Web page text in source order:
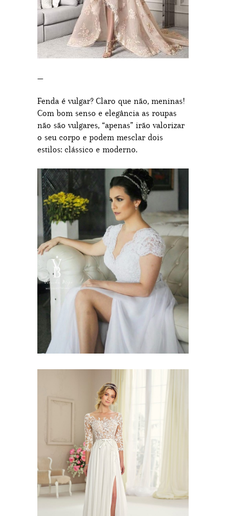
—
Fenda é vulgar? Claro que não, meninas!
Com bom senso e elegância as roupas
não são vulgares, “apenas” irão valorizar
o seu corpo e podem mesclar dois
estilos: clássico e moderno.